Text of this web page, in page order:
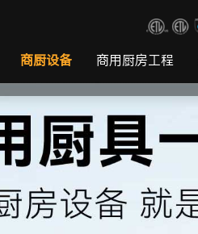
商厨设备 商用厨房工程